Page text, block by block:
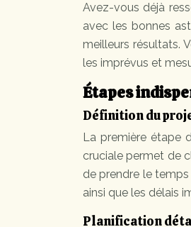
Avez-vous déjà
avec les bonnes
meilleurs résultats.
les imprévus et
Étapes
Définition du
La première étape
cruciale permet de
de prendre le
ainsi que les délais
Planification